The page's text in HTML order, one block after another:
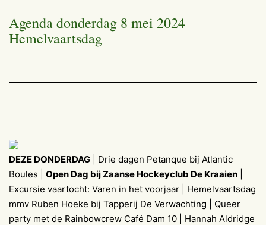
Agenda donderdag 8 mei 2024
Hemelvaartsdag
DEZE DONDERDAG | Drie dagen Petanque bij Atlantic
Boules | Open Dag bij Zaanse Hockeyclub De Kraaien
Excursie vaartocht: Varen in het voorjaar | Hemelvaartsdag
mmv Ruben Hoeke bij Tapperij De Verwachting | Queer
party met de Rainbowcrew Café Dam 10 | Hannah Aldridge